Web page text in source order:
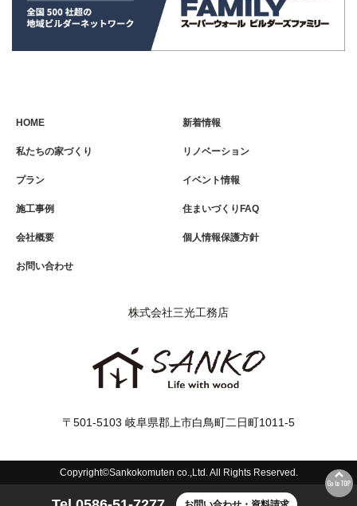
HOME 新着情報
私たちの家づくり リノベーション
プラン イベント情報
施工事例 住まいづくりFAQ
会社概要 個人情報保護方針
お問い合わせ
株式会社三光工務店
〒501-5103 岐阜県郡上市白鳥町二日町1011-5
Copyright©Sankokomuten co.,Ltd. All Rights Reserved.